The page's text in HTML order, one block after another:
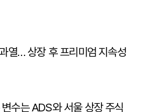
열… 상장 후 프리미엄 지속성
수는 ADS와 서울 상장 주식